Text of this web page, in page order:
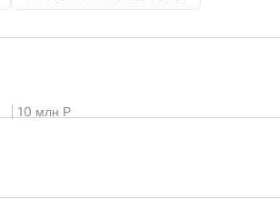
10 млн Р